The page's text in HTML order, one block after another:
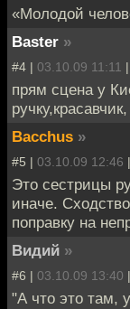
«Молодой
Baster »
#4 | 03.10.09 11:11 |
прям сцена у
Bacchus »
#5 | 03.10.09 12:46 |
Это сестрицы
иначе.
поправку на
Видий »
#6 | 03.10.09 13:40 |
"А что это там,